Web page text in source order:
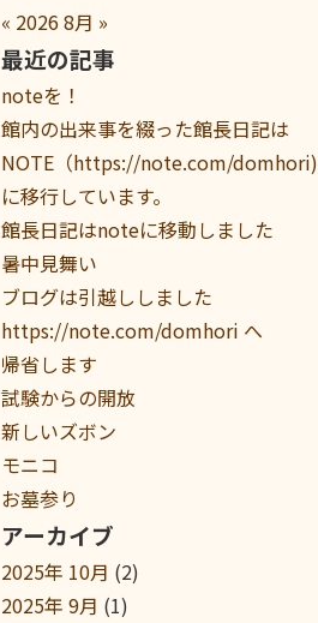
« 20268月 »
最近の記事
noteを！
館内の出来事を綴った館長日記は
NOTE（https://note.com/domhori)
に移行しています。
館長日記はnoteに移動しました
暑中見舞い
ブログは引越ししました
https://note.com/domhori へ
帰省します
試験からの開放
新しいズボン
モニコ
お墓参り
アーカイブ
2025年 10月 (2)
2025年 9月 (1)